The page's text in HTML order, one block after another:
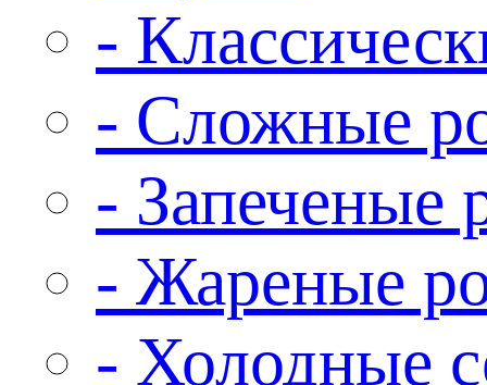
-
- Сложные
- Запеченые
- Жареные
- Холодные